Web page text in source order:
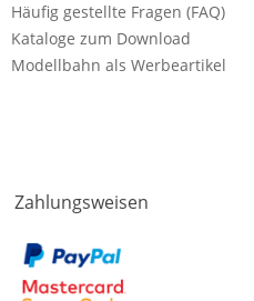
Häufig gestellte Fragen (FAQ)
Kataloge zum Download
Modellbahn als Werbeartikel
Zahlungsweisen